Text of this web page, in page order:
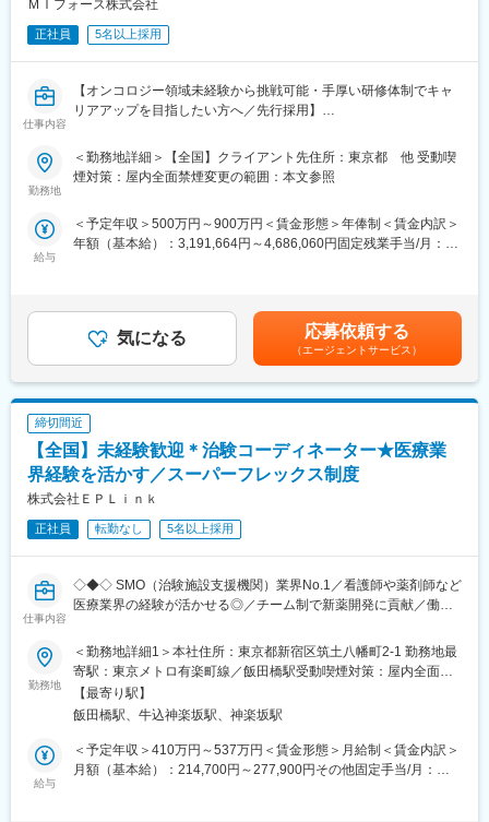
を巻き込み、デジタルも活用しながらプロジェクトを前に進める
■担当プロジェクト例
・製薬・ヘルスケア企業の研究案件
※案件は紹介・問い合わせ起点が中心で、アウトバウンドで「取っ
てくる」よりも、引き受けた案件を“成功させる推進”が重要
■主な業務内容
リソース手配、請求管理
・PM業務：研究計画作成支援、リクルーティング、オペレーショ
ン設計・実行、問い合わせ対応、データ管理、解析計画、解析実
行
・テストデータでの精度検証・チューニング、顧客QA
・クロージング、契約書締結、請求管理
●マネージャー候補として
・進行状況・品質のレビュー、プロセスの標準化
・取締役と連携した案件全体の進捗・優先順位設計
ＭＩフォース株式会社
正社員 5名以上採用
仕事内容
【オンコロジー領域未経験から挑戦可能・手厚い研修体制でキャ
リアアップを目指したい方へ／先行採用】
■職務内容／入社後の流れ：
オンコロジー領域専任又はオンコロジー領域製剤を取り扱うプロ
【変更の範囲：会社の定める業務】
（3）試験合格者はオンコロジー領域のプロジェクト配属、不合格
の場合、他プロジェクトへの配属を予定
※他プロジェクトへ配属となった方も継続的にオンコロジーの研
修、学習をおこない、将来オンコロジーMRを目指すことが可能で
す。
【当社の特徴】
■新薬メーカーのプロジェクトにアサイン（配属）
領域、勤務地に関してはお気軽にご相談ください。外資、内資問
わず多くの魅力的なプロジェクトを案件としていただいておりま
す。
適切なフォローを実施するために約300人のMR数を保って運営し
ており、プロジェクト終了の数か月前から面談を実施しているた
企業からの満足にもつながり、業界内でも評価されています。
■大手製薬企業でも採用される研修コンテンツと手厚い教育体制：
特定の製剤を持たないCSOだからこそ、当社の教育サポートは単
を置いております。
オンコロジー領域等の知識を提供するe-learningはもちろん、専門
勤務地
＜勤務地詳細＞【全国】クライアント先住所：東京都 他 受動喫
煙対策：屋内全面禁煙変更の範囲：本文参照
給与
＜予定年収＞500万円～900万円＜賃金形態＞年俸制＜賃金内訳＞
年額（基本給）：3,191,664円～4,686,060円固定残業手当/月：
給与補足＞■別途、外勤手当など手当支給※経験・能力などを考慮
の上、話し合いで決定賃金はあくまでも目安の金額であり、選考
を通じて上下する可能性があります。月給(月額)は固定手当を含め
た表記です。
気になる 応募依頼する
（エージェントサービス）
締切間近
【全国】未経験歓迎＊治験コーディネーター★医療業
界経験を活かす／スーパーフレックス制度
株式会社ＥＰＬｉｎｋ
正社員 転勤なし 5名以上採用
仕事内容
◇◆◇ SMO（治験施設支援機関）業界No.1／看護師や薬剤師など
医療業界の経験が活かせる◎／チーム制で新薬開発に貢献／働き
【CRC=治験コーディネーターとは？】
病院・クリニックを訪問して、患者様や医師や院内スタッフ、さ
らに製薬企業との連絡・調整役を担います。また、治験を受けて
いただく患者様の相談相手となり、じっくり向き合う仕事です。
【CRCのやりがい】
勤務地
＜勤務地詳細1＞本社住所：東京都新宿区筑土八幡町2-1 勤務地最
寄駅：東京メトロ有楽町線／飯田橋駅受動喫煙対策：屋内全面禁
煙＜勤務地詳細2＞全国いずれかの医療施設住所：全国いずれかの
医療施設 受動喫煙対策：屋内全面禁煙変更の範囲：会社の定める
【最寄り駅】
飯田橋駅、牛込神楽坂駅、神楽坂駅
給与
＜予定年収＞410万円～537万円＜賃金形態＞月給制＜賃金内訳＞
月額（基本給）：214,700円～277,900円その他固定手当/月：